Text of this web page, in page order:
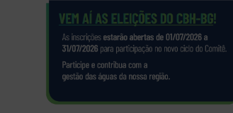
Processo Seletivo
preenchimento de vagas
Baía de Guanabara (CBH-
Especialista Administrativo
interessados devem